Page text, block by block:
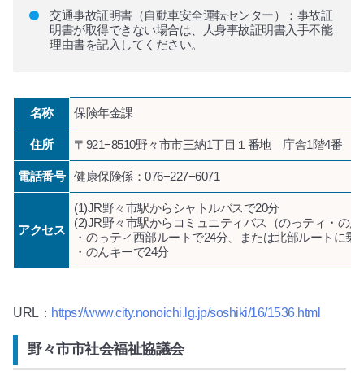
交通事故証明書（自動車安全運転センター）：事故証
明書が取得できない場合は、人身事故証明書入手不能
理由書を記入してください。
名称 保険年金課
住所 〒921−8510野々市市三納1丁目１番地 庁舎1階4番
電話番号 健康保険係：076−227−6071
アクセス
(1)JR野々市駅からシャトルバスで20分
(2)JR野々市駅からコミュニティバス（のっティ・の
・のっティ西部ルートで24分、または北部ルートに
・のんキーで24分
URL： https://www.city.nonoichi.lg.jp/soshiki/16/1536.html
野々市市社会福祉協議会